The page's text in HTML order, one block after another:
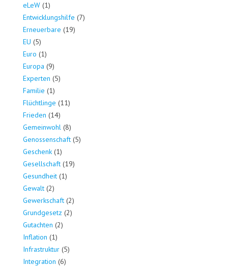
eLeW (1)
Entwicklungshilfe (7)
Erneuerbare (19)
EU (5)
Euro (1)
Europa (9)
Experten (5)
Familie (1)
Flüchtlinge (11)
Frieden (14)
Gemeinwohl (8)
Genossenschaft (5)
Geschenk (1)
Gesellschaft (19)
Gesundheit (1)
Gewalt (2)
Gewerkschaft (2)
Grundgesetz (2)
Gutachten (2)
Inflation (1)
Infrastruktur (5)
Integration (6)